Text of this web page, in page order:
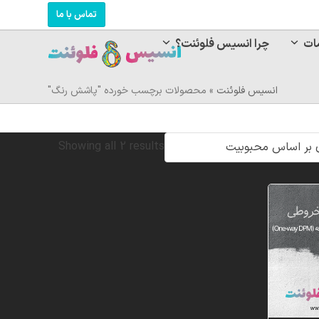
تماس با ما
چرا انسیس فلوئنت؟
انسیس فلوئنت » محصولات برچسب خورده "پاشش رنگ"
Showing all 2 results
Sorted